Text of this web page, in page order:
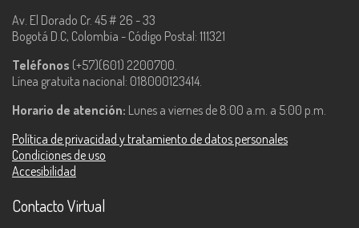
Av. El Dorado Cr. 45 # 26 - 33
Bogotá D.C, Colombia - Código Postal: 111321
Teléfonos (+57)(601) 2200700.
Línea gratuita nacional: 018000123414.
Horario de atención: Lunes a viernes de 8:00 a.m. a 5:00 p.m.
Política de privacidad y tratamiento de datos personales
Condiciones de uso
Accesibilidad
Contacto Virtual